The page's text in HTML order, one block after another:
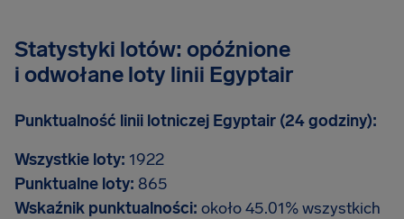
Statystyki lotów: opóźnione
i odwołane loty linii Egyptair
Punktualność linii lotniczej Egyptair (24 godziny):
Wszystkie loty: 1922
Punktualne loty: 865
Wskaźnik punktualności: około 45.01% wszystkich